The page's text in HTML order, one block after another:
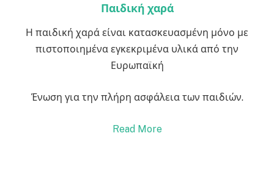
Παιδική χαρά
Η παιδική χαρά είναι κατασκευασμένη μόνο με
πιστοποιημένα εγκεκριμένα υλικά από την
Ευρωπαϊκή
Ένωση για την πλήρη ασφάλεια των παιδιών.
Read More